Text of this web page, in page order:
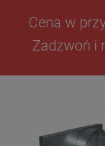
Cena w
Zadzwoń i